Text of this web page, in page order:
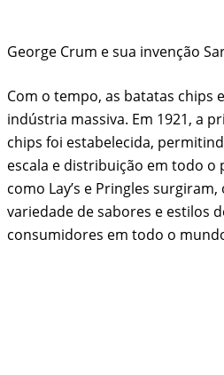
George Crum e sua invenção
Com o tempo, as batatas chips
indústria massiva. Em 1921, a
chips foi estabelecida,
escala e distribuição em todo o
como Lay’s e Pringles
variedade de sabores e estilos
consumidores em todo o